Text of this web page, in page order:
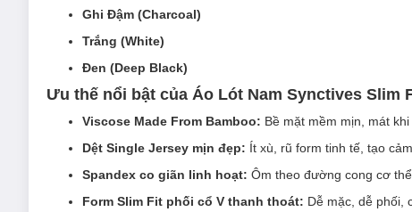
Ghi Đậm (Charcoal)
Trắng (White)
Đen (Deep Black)
Ưu thế nổi bật của Áo Lót Nam Synctives Slim
Viscose Made From Bamboo: Bề mặt mềm mịn, mát
Dệt Single Jersey mịn đẹp: Ít xù, rũ form tinh tế, tạo
Spandex co giãn linh hoạt: Ôm theo đường cong cơ
Form Slim Fit phối cổ V thanh thoát: Dễ mặc, dễ phối,